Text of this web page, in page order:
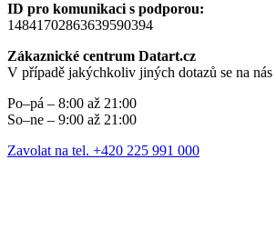
ID pro komunikaci s podporou:
14841702863639590394
Zákaznické centrum Datart.cz
V případě jakýchkoliv jiných dotazů se na nás
Po–pá – 8:00 až 21:00
So–ne – 9:00 až 21:00
Zavolat na tel. +420 225 991 000